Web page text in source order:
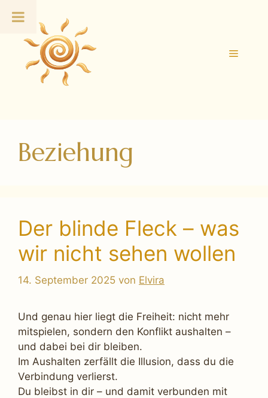
Inhalt
springen
Menü
Beziehung
Der blinde Fleck – was
wir nicht sehen wollen
14. September 2025 von Elvira
Und genau hier liegt die Freiheit: nicht mehr
mitspielen, sondern den Konflikt aushalten –
und dabei bei dir bleiben.
Im Aushalten zerfällt die Illusion, dass du die
Verbindung verlierst.
Du bleibst in dir – und damit verbunden mit